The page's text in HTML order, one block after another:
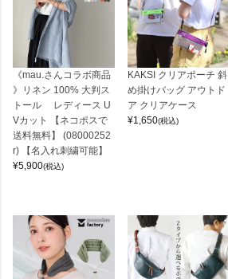
《mau.さんコラボ商品
》リネン 100% 大判ス
トール レディース U
Vカット 【ネコポスで
送料無料】 (08000252
r) 【名入れ刺繍可能】
¥5,900(税込)
KAKSI クリアポーチ 斜
め掛けバッグ アウトド
ア クリアケース
¥1,650(税込)